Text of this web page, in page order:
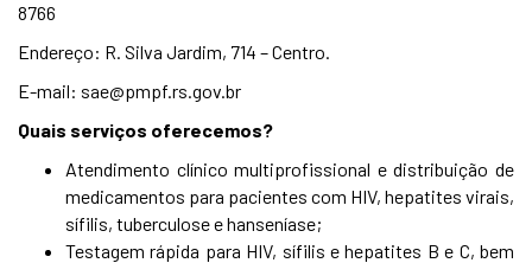
8766
Endereço: R. Silva Jardim, 714 – Centro.
E-mail: sae@pmpf.rs.gov.br
Quais serviços oferecemos?
Atendimento clínico multiprofissional e distribuição de
medicamentos para pacientes com HIV, hepatites virais,
sífilis, tuberculose e hanseníase;
Testagem rápida para HIV, sífilis e hepatites B e C, bem